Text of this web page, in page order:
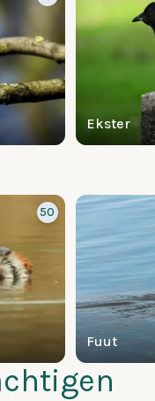
Ekster
50
Fuut